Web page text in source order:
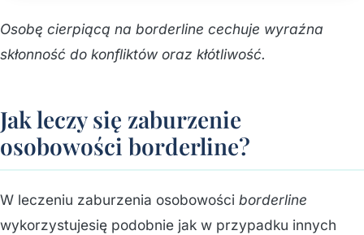
Osobę cierpiącą na borderline cechuje wyraźna
skłonność do konfliktów oraz kłótliwość.
Jak leczy się zaburzenie
osobowości borderline?
W leczeniu zaburzenia osobowości borderline
wykorzystujesię podobnie jak w przypadku innych